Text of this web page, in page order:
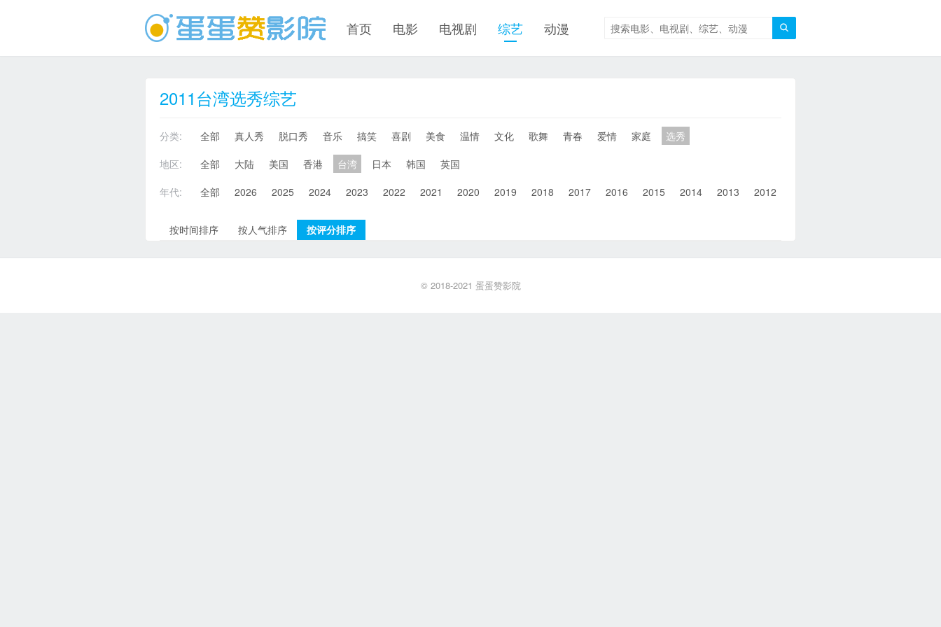

首页 电影 电视剧 综艺 动漫
2011台湾选秀综艺
分类: 全部 真人秀 脱口秀 音乐 搞笑 喜剧 美食 温情 文化 歌舞 青春 爱情 家庭
选秀
地区:
全部 大陆 美国 香港 台湾 日本 韩国
英国
年代:
全部 2026 2025 2024 2023 2022 2021 2020 2019 2018 2017 2016 2015 2014 2013 2012
按时间排序 按人气排序 按评分排序
© 2018-2021 蛋蛋赞影院